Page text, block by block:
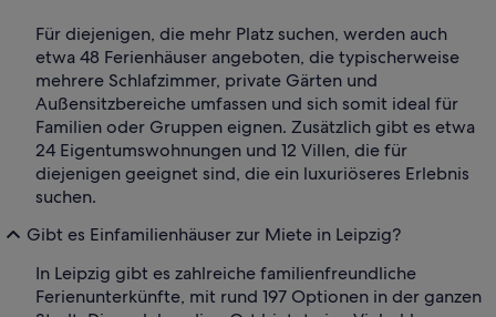
Für diejenigen, die mehr Platz suchen, werden auch
etwa 48 Ferienhäuser angeboten, die typischerweise
mehrere Schlafzimmer, private Gärten und
Außensitzbereiche umfassen und sich somit ideal für
Familien oder Gruppen eignen. Zusätzlich gibt es etwa
24 Eigentumswohnungen und 12 Villen, die für
diejenigen geeignet sind, die ein luxuriöseres Erlebnis
suchen.
Gibt es Einfamilienhäuser zur Miete in Leipzig?
In Leipzig gibt es zahlreiche familienfreundliche
Ferienunterkünfte, mit rund 197 Optionen in der ganzen